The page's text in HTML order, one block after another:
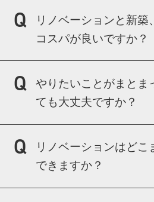
金融機関の選定もサ
リノベーションと新築
コスパが良いですか？
物件価格・工事費・光
比較します。
やりたいことがまとま
ても大丈夫ですか？
ヒアリングから一緒に
リノベーションはどこ
できますか？